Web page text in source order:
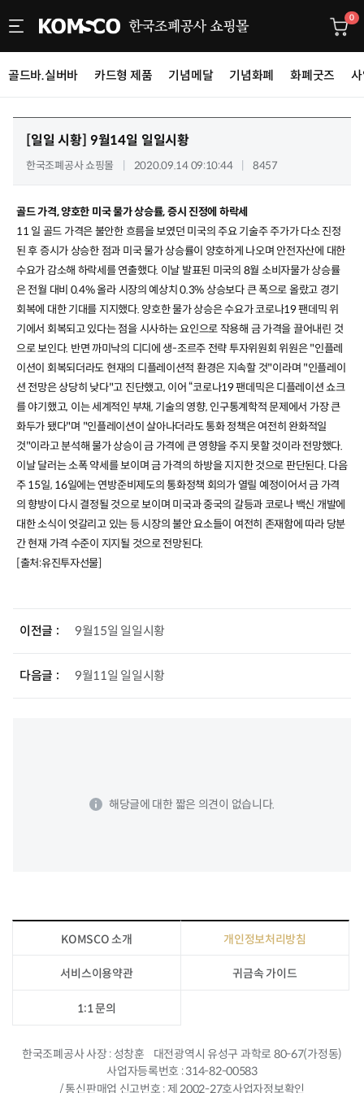
0
골드바.실버바 카드형 제품 기념메달 기념화폐 화폐굿즈
[일일 시황] 9월14일 일일시황
한국조폐공사 쇼핑몰 2020.09.14 09:10:44 8457
골드 가격, 양호한 미국 물가 상승률, 증시 진정에 하락세
11 일 골드 가격은 불안한 흐름을 보였던 미국의 주요 기술주 주가가 다소 진정
된 후 증시가 상승한 점과 미국 물가 상승률이 양호하게 나오며 안전자산에 대한
수요가 감소해 하락세를 연출했다. 이날 발표된 미국의 8월 소비자물가 상승률
은 전월 대비 0.4%올라 시장의 예상치 0.3% 상승보다 큰 폭으로 올랐고 경기
회복에 대한 기대를 지지했다. 양호한 물가 상승은 수요가 코로나19팬데믹 위
기에서 회복되고 있다는 점을 시사하는 요인으로 작용해 금 가격을 끌어내린 것
으로 보인다. 반면 까미낙의 디디에 생-조르주 전략 투자위원회 위원은"인플레
이션이 회복되더라도 현재의 디플레이션적 환경은 지속할 것"이라며 "인플레이
션 전망은 상당히 낮다"고 진단했고, 이어 “코로나19팬데믹은 디플레이션 쇼크
를 야기했고, 이는 세계적인 부채, 기술의 영향, 인구통계학적 문제에서 가장 큰
화두가 됐다"며 "인플레이션이 살아나더라도 통화 정책은 여전히 완화적일
것"이라고 분석해 물가 상승이 금 가격에 큰 영향을 주지 못할 것이라 전망했다.
이날 달러는 소폭 약세를 보이며 금 가격의 하방을 지지한 것으로 판단된다. 다음
주15일, 16일에는 연방준비제도의 통화정책 회의가 열릴 예정이어서 금 가격
의 향방이 다시 결정될 것으로 보이며 미국과 중국의 갈등과 코로나 백신 개발에
대한 소식이 엇갈리고 있는 등 시장의 불안 요소들이 여전히 존재함에 따라 당분
간 현재 가격 수준이 지지될 것으로 전망된다.
[출처:유진투자선물]
이전글 9월15일 일일시황
다음글 9월11일 일일시황
해당글에 대한 짧은 의견이 없습니다.
KOMSCO 소개 개인정보처리방침
서비스이용약관 귀금속 가이드
1:1 문의
한국조폐공사 사장 성창훈
대전광역시 유성구 과학로 80-67(가정동)
사업자등록번호 314-82-00583
/ 통신판매업 신고번호 제 2002-27호사업자정보확인